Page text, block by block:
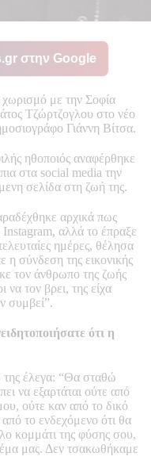
στην Google
χωρισμό με την Σοφία
Τζώρτζογλου στο νέο
Γιάννη Βίτσα.
ηθοποιός αναφέρθηκε
στα social media την
σελίδα στη ζωή της.
αρχικά πως
αλλά το έπραξε
ημέρες, θέλησα
η σύνδεση της εικονικής
τον άνθρωπο της ζωής
να τον βρει, της είχα
συμβεί”.
ότι η
της έλεγα: “Θα σταθώ
να εξαρτάται ούτε από
ούτε καν από το δικό
το ενδεχόμενο ότι θα
κομμάτι της φύσης σου,
μας. Δεν τσακωθήκαμε